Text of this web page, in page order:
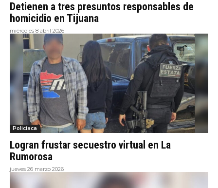
Detienen a tres presuntos responsables de
homicidio en Tijuana
miércoles 8 abril 2026
Policiaca
Logran frustar secuestro virtual en La
Rumorosa
jueves 26 marzo 2026